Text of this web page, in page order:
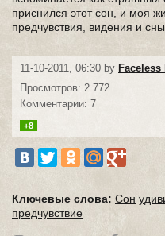
приснился этот сон, и моя
предчувствия, видения и
11-10-2011, 06:30 by
Просмотров: 2 772
Комментарии: 7
+8
Ключевые слова: Сон
предчувствие